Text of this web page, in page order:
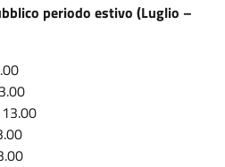
periodo estivo (Luglio –